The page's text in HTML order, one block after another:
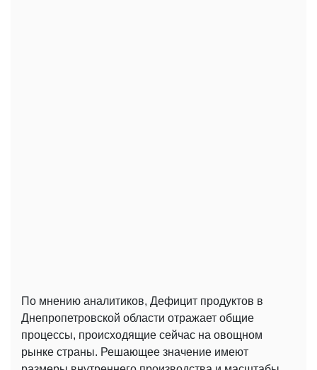
По мнению аналитиков, Дефицит продуктов в
Днепропетровской области отражает общие
процессы, происходящие сейчас на овощном
рынке страны. Решающее значение имеют